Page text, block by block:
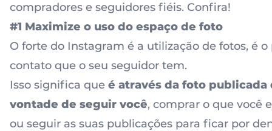
compradores e seguidores fiéis. Confira!
#1 Maximize o uso do espaço de foto
O forte do Instagram é a utilização de fotos, é
contato que o seu seguidor tem.
Isso significa que é através da foto publicada
vontade de seguir você, comprar o que você
ou seguir as suas publicações para ficar por